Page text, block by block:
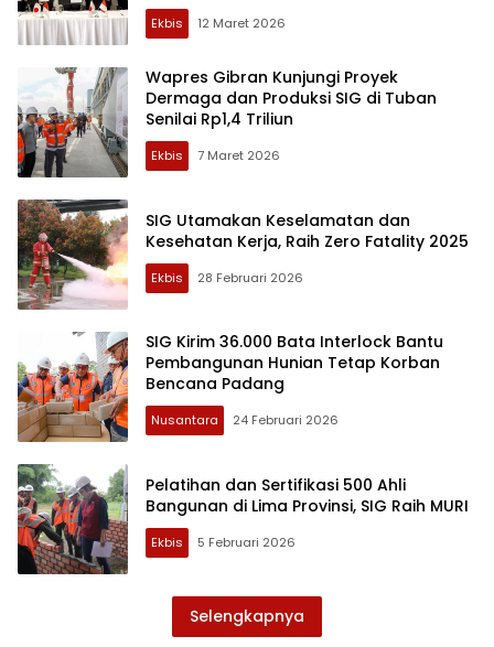
Ekbis 12 Maret 2026
Wapres Gibran Kunjungi Proyek
Dermaga dan Produksi SIG di Tuban
Senilai Rp1,4 Triliun
Ekbis 7 Maret 2026
SIG Utamakan Keselamatan dan
Kesehatan Kerja, Raih Zero Fatality 2025
Ekbis 28 Februari 2026
SIG Kirim 36.000 Bata Interlock Bantu
Pembangunan Hunian Tetap Korban
Bencana Padang
Nusantara 24 Februari 2026
Pelatihan dan Sertifikasi 500 Ahli
Bangunan di Lima Provinsi, SIG Raih MURI
Ekbis 5 Februari 2026
Selengkapnya